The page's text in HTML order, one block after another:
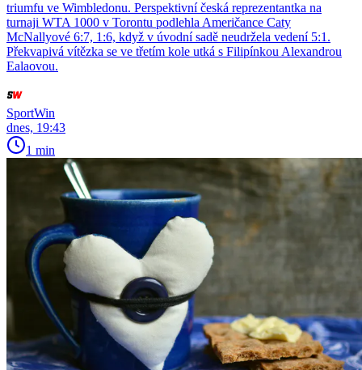
triumfu ve Wimbledonu. Perspektivní česká reprezentantka na
turnaji WTA 1000 v Torontu podlehla Američance Caty
McNallyové 6:7, 1:6, když v úvodní sadě neudržela vedení 5:1.
Překvapivá vítězka se ve třetím kole utká s Filipínkou Alexandrou
Ealaovou.
SportWin
dnes, 19:43
1 min